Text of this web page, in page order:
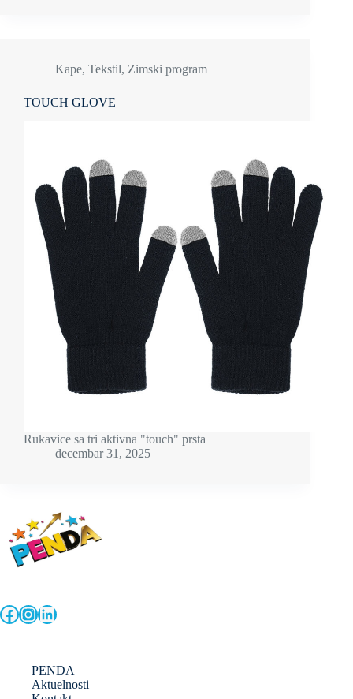
Kape, Tekstil, Zimski program
TOUCH GLOVE
Rukavice sa tri aktivna "touch" prsta
decembar 31, 2025
Facebook
Instagram
LinkedIn
PENDA
Aktuelnosti